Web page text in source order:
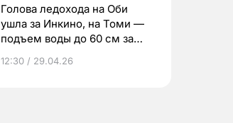
Голова ледохода на Оби
ушла за Инкино, на Томи —
подъем воды до 60 см за
12:30 / 29.04.26